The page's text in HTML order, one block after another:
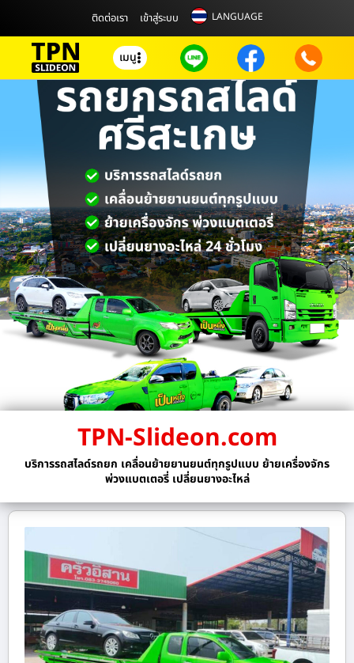
ติดต่อเรา เข้าสู่ระบบ LANGUAGE
เมนู
TPN-Slideon.com
บริการรถสไลด์รถยก เคลื่อนย้ายยานยนต์ทุกรูปแบบ ย้ายเครื่องจักร
พ่วงแบตเตอรี่ เปลี่ยนยางอะไหล่